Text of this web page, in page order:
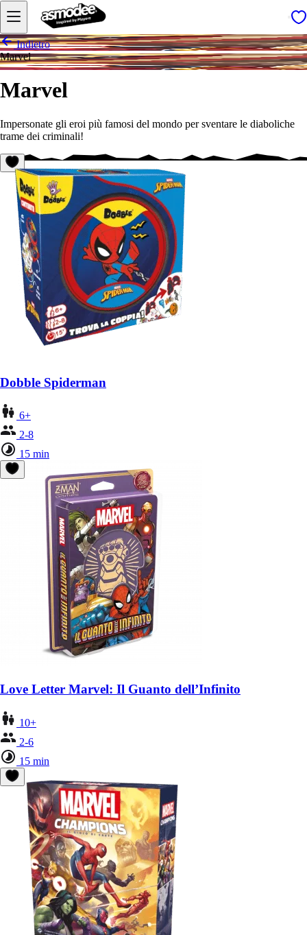
Indietro
Marvel
Marvel
Impersonate gli eroi più famosi del mondo per sventare le diaboliche
trame dei criminali!
Dobble Spiderman
6+
2-8
15 min
Love Letter Marvel: Il Guanto dell’Infinito
10+
2-6
15 min